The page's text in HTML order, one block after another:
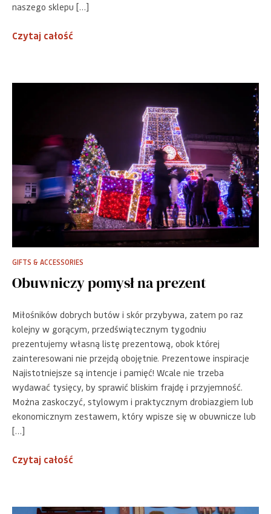
naszego sklepu […]
Czytaj całość
GIFTS & ACCESSORIES
Obuwniczy pomysł na prezent
Miłośników dobrych butów i skór przybywa, zatem po raz
kolejny w gorącym, przedświątecznym tygodniu
prezentujemy własną listę prezentową, obok której
zainteresowani nie przejdą obojętnie. Prezentowe inspiracje
Najistotniejsze są intencje i pamięć! Wcale nie trzeba
wydawać tysięcy, by sprawić bliskim frajdę i przyjemność.
Można zaskoczyć, stylowym i praktycznym drobiazgiem lub
ekonomicznym zestawem, który wpisze się w obuwnicze lub
[…]
Czytaj całość